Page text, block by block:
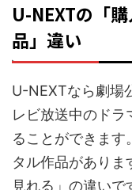
U-NEXTの「
品」違い
U-NEXTなら劇場
レビ放送中のド
ることができます
タル作品がありま
見れる」の違いで